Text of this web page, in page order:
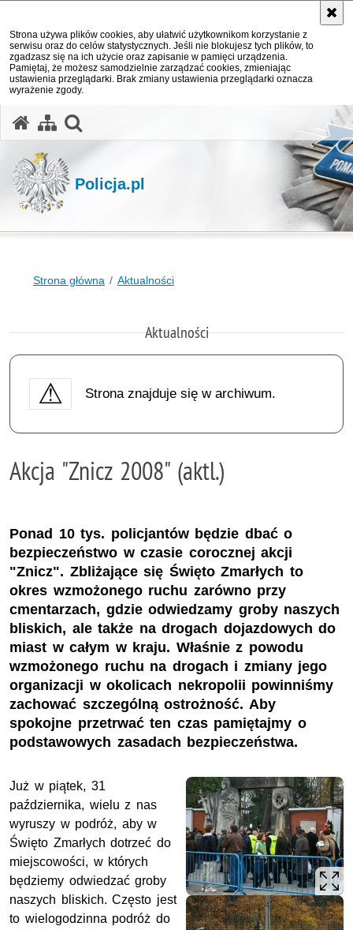
Strona używa plików cookies, aby ułatwić użytkownikom korzystanie z
serwisu oraz do celów statystycznych. Jeśli nie blokujesz tych plików, to
zgadzasz się na ich użycie oraz zapisanie w pamięci urządzenia.
Pamiętaj, że możesz samodzielnie zarządzać cookies, zmieniając
ustawienia przeglądarki. Brak zmiany ustawienia przeglądarki oznacza
wyrażenie zgody.
Policja.pl
Strona główna Aktualności
Aktualności
Strona znajduje się w archiwum.
Akcja "Znicz 2008" (aktl.)
Ponad 10 tys. policjantów będzie dbać o
bezpieczeństwo w czasie corocznej akcji
"Znicz". Zbliżające się Święto Zmarłych to
okres wzmożonego ruchu zarówno przy
cmentarzach, gdzie odwiedzamy groby naszych
bliskich, ale także na drogach dojazdowych do
miast w całym w kraju. Właśnie z powodu
wzmożonego ruchu na drogach i zmiany jego
organizacji w okolicach nekropolii powinniśmy
zachować szczególną ostrożność. Aby
spokojne przetrwać ten czas pamiętajmy o
podstawowych zasadach bezpieczeństwa.
Już w piątek, 31
października, wielu z nas
wyruszy w podróż, aby w
Święto Zmarłych dotrzeć do
miejscowości, w których
będziemy odwiedzać groby
naszych bliskich. Często jest
to wielogodzinna podróż do